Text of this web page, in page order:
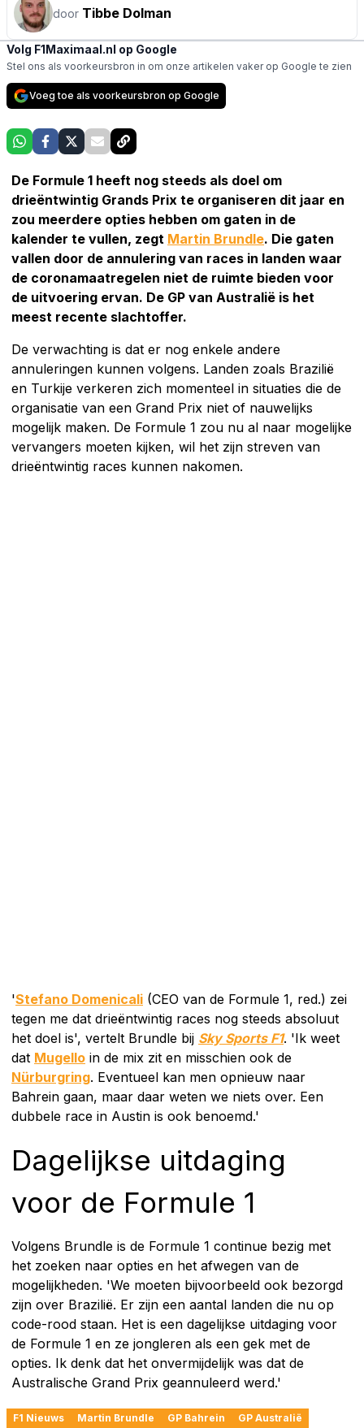
door Tibbe Dolman
Volg F1Maximaal.nl op Google
Stel ons als voorkeursbron in om onze artikelen vaker op Google te zien
Voeg toe als voorkeursbron op Google
De Formule 1 heeft nog steeds als doel om
drieëntwintig Grands Prix te organiseren dit jaar en
zou meerdere opties hebben om gaten in de
kalender te vullen, zegt Martin Brundle. Die gaten
vallen door de annulering van races in landen waar
de coronamaatregelen niet de ruimte bieden voor
de uitvoering ervan. De GP van Australië is het
meest recente slachtoffer.
De verwachting is dat er nog enkele andere
annuleringen kunnen volgens. Landen zoals Brazilië
en Turkije verkeren zich momenteel in situaties die de
organisatie van een Grand Prix niet of nauwelijks
mogelijk maken. De Formule 1 zou nu al naar mogelijke
vervangers moeten kijken, wil het zijn streven van
drieëntwintig races kunnen nakomen.
'Stefano Domenicali (CEO van de Formule 1, red.) zei
tegen me dat drieëntwintig races nog steeds absoluut
het doel is', vertelt Brundle bij Sky Sports F1. 'Ik weet
dat Mugello in de mix zit en misschien ook de
Nürburgring. Eventueel kan men opnieuw naar
Bahrein gaan, maar daar weten we niets over. Een
dubbele race in Austin is ook benoemd.'
Dagelijkse uitdaging
voor de Formule 1
Volgens Brundle is de Formule 1 continue bezig met
het zoeken naar opties en het afwegen van de
mogelijkheden. 'We moeten bijvoorbeeld ook bezorgd
zijn over Brazilië. Er zijn een aantal landen die nu op
code-rood staan. Het is een dagelijkse uitdaging voor
de Formule 1 en ze jongleren als een gek met de
opties. Ik denk dat het onvermijdelijk was dat de
Australische Grand Prix geannuleerd werd.'
F1 Nieuws Martin Brundle GP Bahrein GP Australië